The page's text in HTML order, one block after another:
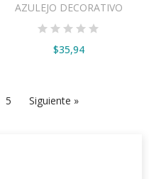
AZULEJO DECORATIVO
$35,94
5 Siguiente »